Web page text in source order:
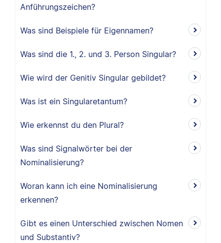
Anführungszeichen?
Was sind Beispiele für Eigennamen?
Was sind die 1., 2. und 3. Person Singular?
Wie wird der Genitiv Singular gebildet?
Was ist ein Singularetantum?
Wie erkennst du den Plural?
Was sind Signalwörter bei der
Nominalisierung?
Woran kann ich eine Nominalisierung
erkennen?
Gibt es einen Unterschied zwischen Nomen
und Substantiv?